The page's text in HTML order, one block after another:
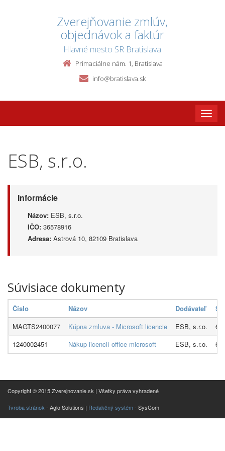
Zverejňovanie zmlúv,
objednávok a faktúr
Hlavné mesto SR Bratislava
Primaciálne nám. 1, Bratislava
info@bratislava.sk
Toggle
ESB, s.r.o.
Informácie
Názov: ESB, s.r.o.
IČO: 36578916
Adresa: Astrová 10, 82109 Bratislava
Súvisiace dokumenty
Číslo Názov Dodávateľ
MAGTS2400077
Kúpna zmluva - Microsoft licencie ESB, s.r.o.
1240002451
Nákup licencií office microsoft ESB, s.r.o.
Copyright © 2015 Zverejnovanie.sk | Všetky práva vyhradené
Tvroba stránok - Aglo Solutions | Redakčný systém- SysCom